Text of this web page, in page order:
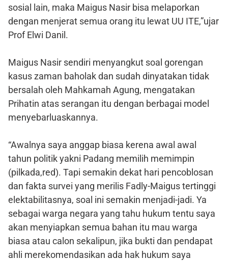
sosial lain, maka Maigus Nasir bisa melaporkan
dengan menjerat semua orang itu lewat UU ITE,”ujar
Prof Elwi Danil.
Maigus Nasir sendiri menyangkut soal gorengan
kasus zaman baholak dan sudah dinyatakan tidak
bersalah oleh Mahkamah Agung, mengatakan
Prihatin atas serangan itu dengan berbagai model
menyebarluaskannya.
“Awalnya saya anggap biasa kerena awal awal
tahun politik yakni Padang memilih memimpin
(pilkada,red). Tapi semakin dekat hari pencoblosan
dan fakta survei yang merilis Fadly-Maigus tertinggi
elektabilitasnya, soal ini semakin menjadi-jadi. Ya
sebagai warga negara yang tahu hukum tentu saya
akan menyiapkan semua bahan itu mau warga
biasa atau calon sekalipun, jika bukti dan pendapat
ahli merekomendasikan ada hak hukum saya